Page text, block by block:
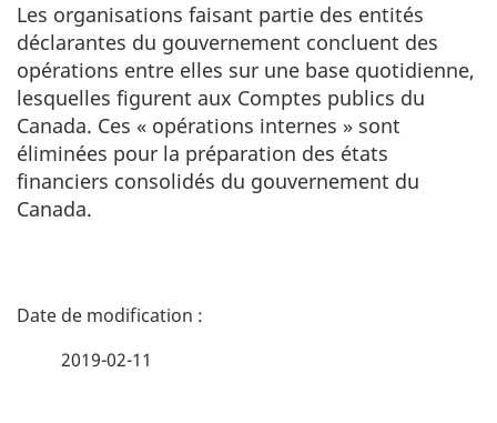
Les organisations faisant partie des entités
déclarantes du gouvernement concluent des
opérations entre elles sur une base quotidienne,
lesquelles figurent aux Comptes publics du
Canada. Ces « opérations internes » sont
éliminées pour la préparation des états
financiers consolidés du gouvernement du
Canada.
D
2019-02-11